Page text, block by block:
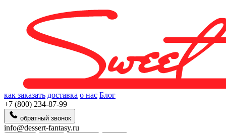
как заказать доставка о нас Блог
+7 (800) 234-87-99
обратный звонок
info@dessert-fantasy.ru